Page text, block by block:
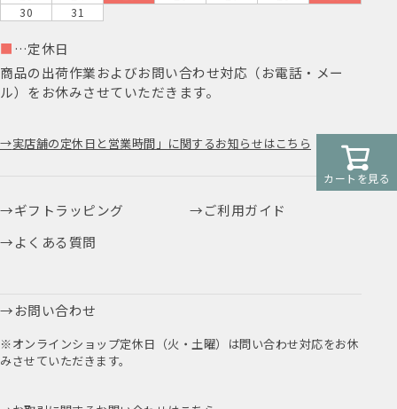
カートを見る
30
31
■ …定休日
商品の出荷作業およびお問い合わせ対応（お電話・メー
ル）をお休みさせていただきます。
実店舗の定休日と営業時間」に関するお知らせはこちら
ギフトラッピング
ご利用ガイド
よくある質問
お問い合わせ
※オンラインショップ定休日（火・土曜）は問い合わせ対応をお休
みさせていただきます。